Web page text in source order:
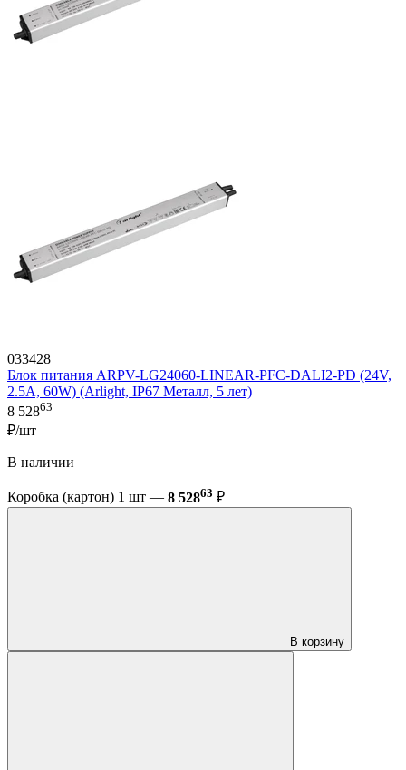
033428
Блок питания ARPV-LG24060-LINEAR-PFC-DALI2-PD (24V,
2.5A, 60W) (Arlight, IP67 Металл, 5 лет)
8 52863
₽/шт
В наличии
Коробка (картон) 1 шт — 8 52863 ₽
В корзину